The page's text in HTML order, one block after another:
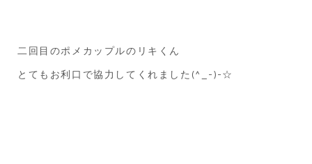
二回目のポメカップルのリキくん
とてもお利口で協力してくれました(^_-)-☆